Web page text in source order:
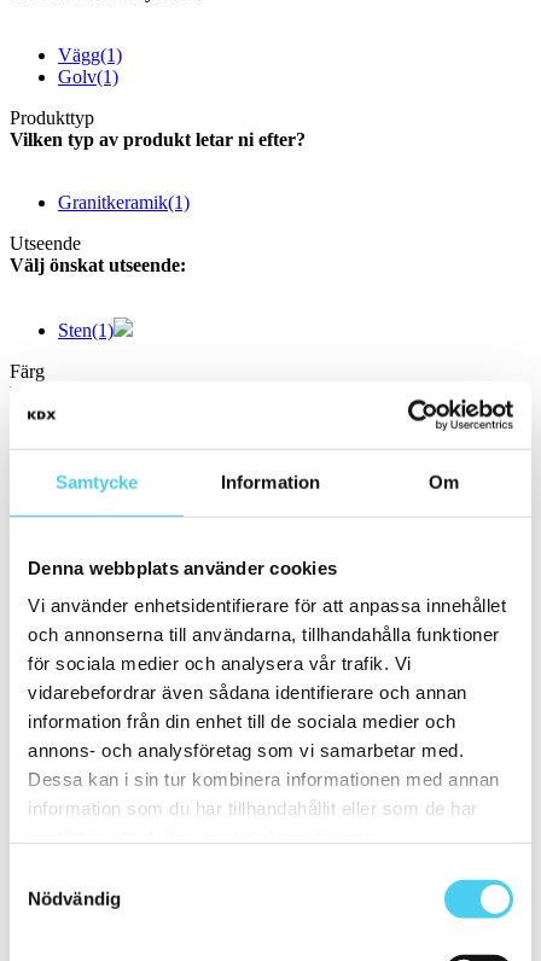
Samtycke Information Om
Denna webbplats använder cookies
Vi använder enhetsidentifierare för att anpassa innehållet
och annonserna till användarna, tillhandahålla funktioner
för sociala medier och analysera vår trafik. Vi
vidarebefordrar även sådana identifierare och annan
information från din enhet till de sociala medier och
annons- och analysföretag som vi samarbetar med.
Dessa kan i sin tur kombinera informationen med annan
information som du har tillhandahållit eller som de har
Nödvändig
Vägg(1)
Golv(1)
Produkttyp
Vilken typ av produkt letar ni efter?
Granitkeramik(1)
Utseende
Välj önskat utseende:
Sten(1)
Färg
Välj en eller flera färger:
Svart(1)
Välj en eller flera former:
Kvadratisk
Storlek
Filtrera efter storlek:
ca 120x60 cm
Små (5 - 20 cm)(3)
ca 10x(2)
ca 10x10 cm(2)
ca 15x(1)
ca 15x15 cm(1)
Mellan (25 - 50 cm)